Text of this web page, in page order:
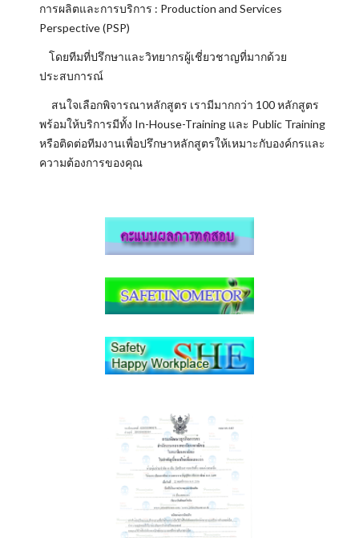
การผลิตและการบริการ : Production and Services
Perspective (PSP)
โดยทีมที่ปรึกษาและวิทยากรผู้เชี่ยวชาญที่มากด้วย
ประสบการณ์
สนใจเลือกพิจารณาหลักสูตร เรามีมากกว่า 100 หลักสูตร
พร้อมให้บริการมีทั้ง In-House-Training และ Public Training
หรือติดต่อทีมงานเพื่อปรึกษาหลักสูตรให้เหมาะกับองค์กรและ
ความต้องการของคุณ